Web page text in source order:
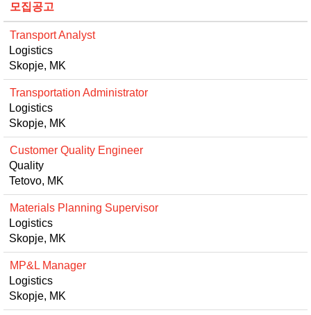
모집공고
Transport Analyst
Logistics
Skopje, MK
Transportation Administrator
Logistics
Skopje, MK
Customer Quality Engineer
Quality
Tetovo, MK
Materials Planning Supervisor
Logistics
Skopje, MK
MP&L Manager
Logistics
Skopje, MK